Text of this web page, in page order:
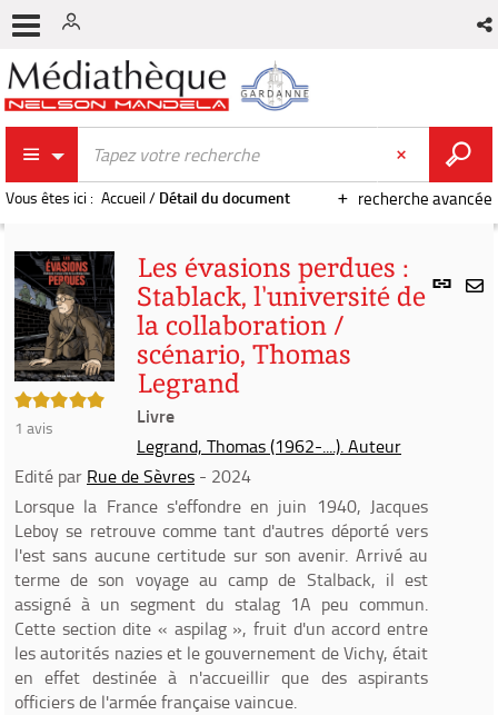
recherche avancée
Vous êtes ici : Accueil/ Détail du document
Lien
5/5
1 avis
Les évasions perdues :
Stablack, l'université de
la collaboration /
scénario, Thomas
Legrand
Livre
Legrand, Thomas (1962-....). Auteur
Edité par Rue de Sèvres - 2024
Lorsque la France s'effondre en juin 1940, Jacques
Leboy se retrouve comme tant d'autres déporté vers
l'est sans aucune certitude sur son avenir. Arrivé au
terme de son voyage au camp de Stalback, il est
assigné à un segment du stalag 1A peu commun.
Cette section dite « aspilag », fruit d'un accord entre
les autorités nazies et le gouvernement de Vichy, était
en effet destinée à n'accueillir que des aspirants
officiers de l'armée française vaincue.